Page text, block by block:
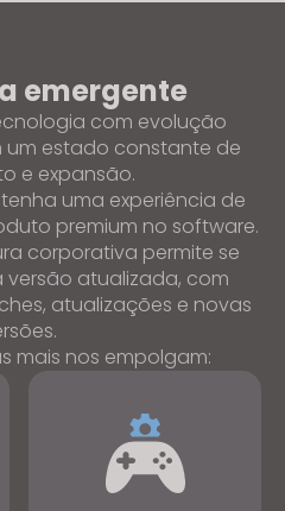
emergente
com evolução
um estado constante de
e expansão.
uma experiência de
premium no software.
corporativa permite se
versão atualizada, com
atualizações e novas
mais nos empolgam: